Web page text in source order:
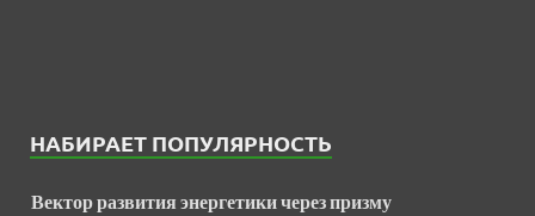
НАБИРАЕТ ПОПУЛЯРНОСТЬ
Вектор развития энергетики через призму